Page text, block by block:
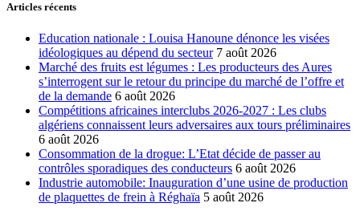
Articles récents
Education nationale : Louisa Hanoune dénonce les visées
idéologiques au dépend du secteur 7 août 2026
Marché des fruits est légumes : Les producteurs des Aures
s’interrogent sur le retour du principe du marché de l’offre et
de la demande 6 août 2026
Compétitions africaines interclubs 2026-2027 : Les clubs
algériens connaissent leurs adversaires aux tours préliminaires
6 août 2026
Consommation de la drogue: L’Etat décide de passer au
contrôles sporadiques des conducteurs 6 août 2026
Industrie automobile: Inauguration d’une usine de production
de plaquettes de frein à Réghaïa 5 août 2026